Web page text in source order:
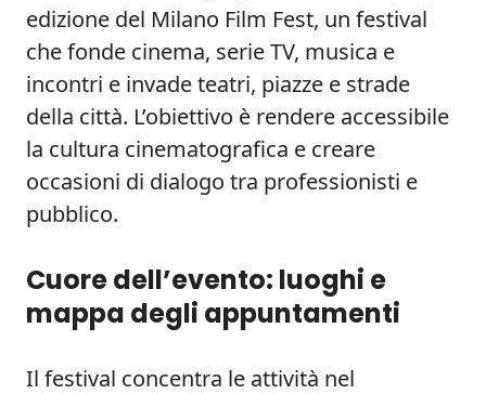
edizione del Milano Film Fest, un festival
che fonde cinema, serie TV, musica e
incontri e invade teatri, piazze e strade
della città. L’obiettivo è rendere accessibile
la cultura cinematografica e creare
occasioni di dialogo tra professionisti e
pubblico.
Cuore dell’evento: luoghi e
mappa degli appuntamenti
Il festival concentra le attività nel